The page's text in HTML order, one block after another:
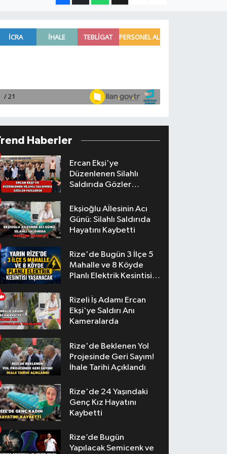
Haberler
Ercan Ekşi'ye
Düzenlenen Silahlı
Saldırıda Gözler
Ekşioğlu Aİlesinin Acı
Günü: Silahlı Saldırıda
Hayatını Kaybetti
Rize'de Bugün 3 İlçe 5
Mahalle ve 8 Köyde
Planlı Elektrik Kesintisi
Rizeli İş Adamı Ercan
Ekşi'ye Saldırı Anı
Kameralarda
Rize'de Beklenen Yol
Projesinde Geri Sayım!
İhale Tarihi Açıklandı
Rize'de 24 Yaşındaki
Genç Kız Hayatını
Kaybetti
Rize’de Bugün
Yapılacak Semicenk ve